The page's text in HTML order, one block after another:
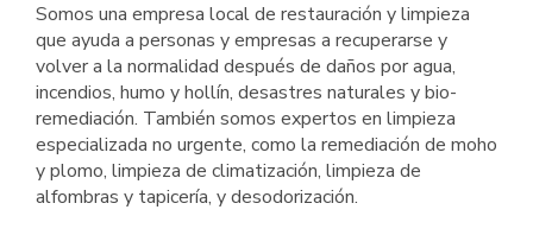
Somos una empresa local de restauración y limpieza
que ayuda a personas y empresas a recuperarse y
volver a la normalidad después de daños por agua,
incendios, humo y hollín, desastres naturales y bio-
remediación. También somos expertos en limpieza
especializada no urgente, como la remediación de moho
y plomo, limpieza de climatización, limpieza de
alfombras y tapicería, y desodorización.